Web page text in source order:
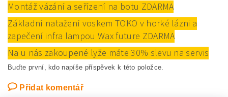
Montáž vázání a seřízení na botu ZDARMA
Základní natažení voskem TOKO v horké lázni a
zapečení infra lampou Wax future ZDARMA
Na u nás zakoupené lyže máte 30% slevu na servis
Buďte první, kdo napíše příspěvek k této položce.
Přidat komentář